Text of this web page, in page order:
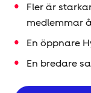
Fler är
medlemmar
En öppnare
En bredare